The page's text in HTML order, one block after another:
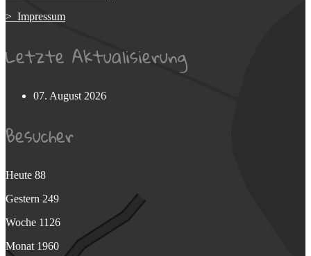
> Impressum
Letzte Aktualisierung
07. August 2026
Besucher
Heute 88
Gestern 249
Woche 1126
Monat 1960